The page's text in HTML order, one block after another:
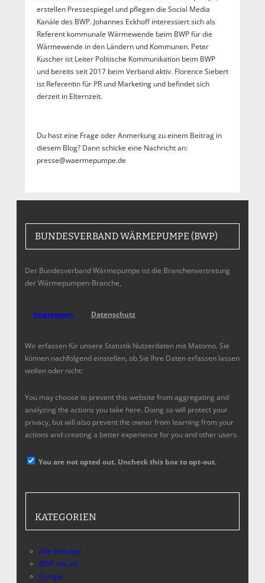
erstellen Pressespiegel und pflegen die Social Media
Kanäle des BWP. Johannes Eckhoff interessiert sich als
Referent kommunale Wärmewende beim BWP für die
Wärmewende in den Ländern und Kommunen. Peter
Kuscher ist Leiter Politische Kommunikation beim BWP
und bereits seit 2017 beim Verband aktiv. Florence Siebert
ist Referentin für PR und Marketing und befindet sich
derzeit in Elternzeit.
Du hast eine Frage oder Anmerkung zu einem Beitrag in
diesem Blog? Dann schicke eine Nachricht an:
presse@waermepumpe.de
BUNDESVERBAND WÄRMEPUMPE (BWP)
Der Bundesverband Wärmepumpe ist die Branchenvertretung
der Wärmepumpen-Branche,
Impressum Datenschutz
Wir erfassen für unsere Statistik Nutzerdaten mit Matomo. Sie
können nachfolgend einstellen, ob Sie Ihre Daten erfassen lassen
wollen oder nicht:
You may choose to prevent this website from aggregating and
analyzing the actions you take here. Doing so will protect your
privacy, but will also prevent the owner from learning from your
actions and creating a better experience for you and other users.
You are not opted out. Uncheck this box to opt-out.
KATEGORIEN
Alle Beiträge
BWP aktuell
Europa